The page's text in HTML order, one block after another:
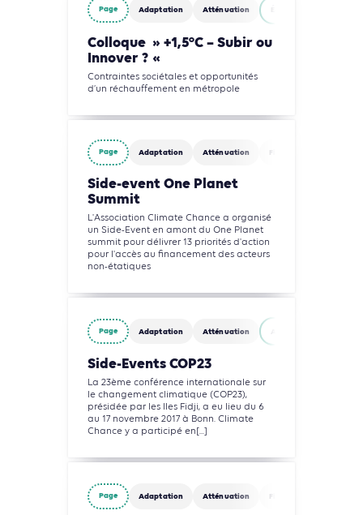
Page Adaptation Atténuation
Colloque » +1,5°C – Subir ou
Innover ? «
Contraintes sociétales et opportunités
d’un réchauffement en métropole
Page Adaptation Atténuation Finance
Side-event One Planet
Summit
L'Association Climate Chance a organisé
un Side-Event en amont du One Planet
summit pour délivrer 13 priorités d'action
pour l'accès au financement des acteurs
non-étatiques
Page Adaptation Atténuation
Side-Events COP23
La 23ème conférence internationale sur
le changement climatique (COP23),
présidée par les Iles Fidji, a eu lieu du 6
au 17 novembre 2017 à Bonn. Climate
Chance y a participé en[...]
Page Adaptation Atténuation Finance